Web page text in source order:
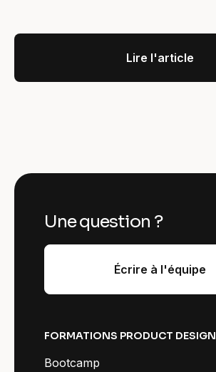
Lire l'article
Une question ?
Écrire à l'équipe
FORMATIONS PRODUCT DESIGN
Bootcamp